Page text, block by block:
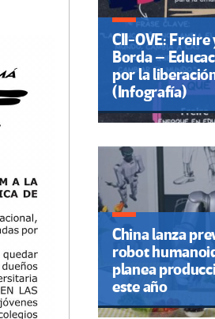
CII-OVE: Freire
Borda –
por la
(Infografía)
China lanza
robot
planea
este año